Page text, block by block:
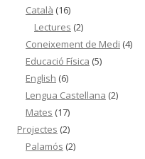
Català (16)
Lectures (2)
Coneixement de Medi (4)
Educació Física (5)
English (6)
Lengua Castellana (2)
Mates (17)
Projectes (2)
Palamós (2)